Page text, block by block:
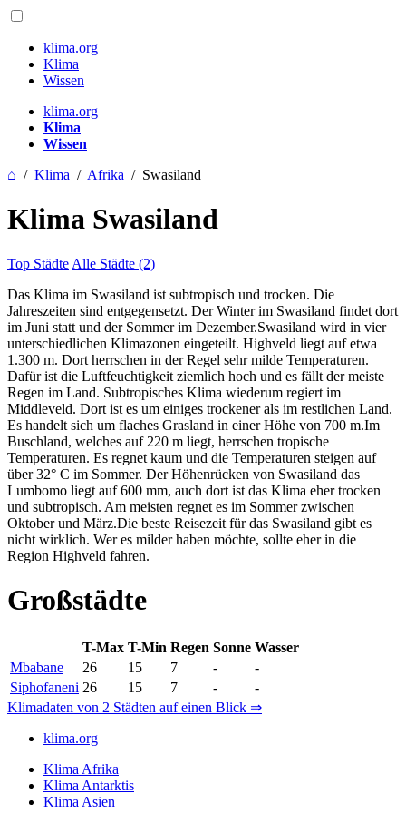
klima.org
Klima
Wissen
klima.org
Klima
Wissen
⌂ / Klima / Afrika / Swasiland
Klima Swasiland
Top Städte Alle Städte (2)
Das Klima im Swasiland ist subtropisch und trocken. Die
Jahreszeiten sind entgegensetzt. Der Winter im Swasiland findet dort
im Juni statt und der Sommer im Dezember.Swasiland wird in vier
unterschiedlichen Klimazonen eingeteilt. Highveld liegt auf etwa
1.300 m. Dort herrschen in der Regel sehr milde Temperaturen.
Dafür ist die Luftfeuchtigkeit ziemlich hoch und es fällt der meiste
Regen im Land. Subtropisches Klima wiederum regiert im
Middleveld. Dort ist es um einiges trockener als im restlichen Land.
Es handelt sich um flaches Grasland in einer Höhe von 700 m.Im
Buschland, welches auf 220 m liegt, herrschen tropische
Temperaturen. Es regnet kaum und die Temperaturen steigen auf
über 32° C im Sommer. Der Höhenrücken von Swasiland das
Lumbomo liegt auf 600 mm, auch dort ist das Klima eher trocken
und subtropisch. Am meisten regnet es im Sommer zwischen
Oktober und März.Die beste Reisezeit für das Swasiland gibt es
nicht wirklich. Wer es milder haben möchte, sollte eher in die
Region Highveld fahren.
Großstädte
T-Max T-Min Regen Sonne Wasser
Mbabane
26 15 7 -
-
Siphofaneni 26 15 7 -
-
Klimadaten von 2 Städten auf einen Blick ⇒
klima.org
Klima Afrika
Klima Antarktis
Klima Asien